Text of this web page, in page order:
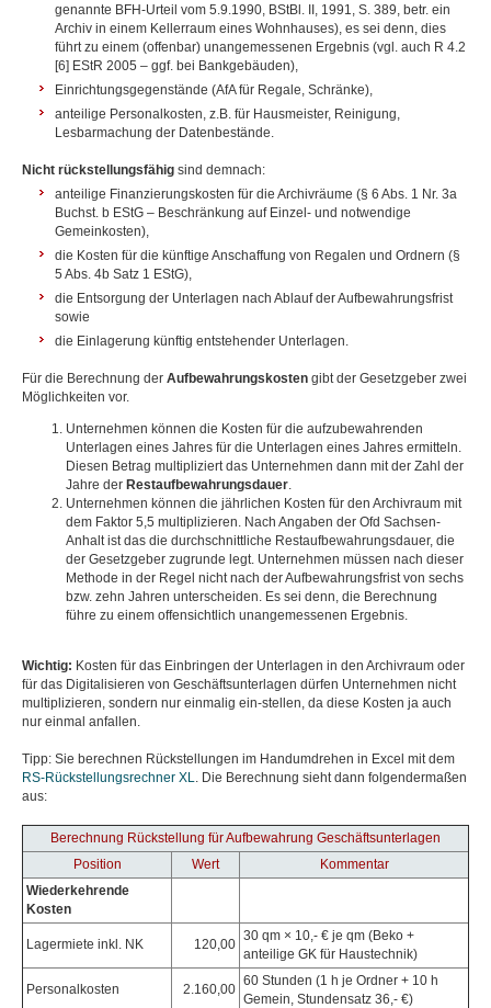
genannte BFH-Urteil vom 5.9.1990, BStBl. II, 1991, S. 389, betr. ein
Archiv in einem Kellerraum eines Wohnhauses), es sei denn, dies
führt zu einem (offenbar) unangemessenen Ergebnis (vgl. auch R 4.2
[6] EStR 2005 – ggf. bei Bankgebäuden),
Einrichtungsgegenstände (AfA für Regale, Schränke),
anteilige Personalkosten, z.B. für Hausmeister, Reinigung,
Lesbarmachung der Datenbestände.
Nicht rückstellungsfähig sind demnach:
anteilige Finanzierungskosten für die Archivräume (§ 6 Abs. 1 Nr. 3a
Buchst. b EStG – Beschränkung auf Einzel- und notwendige
Gemeinkosten),
die Kosten für die künftige Anschaffung von Regalen und Ordnern (§
5 Abs. 4b Satz 1 EStG),
die Entsorgung der Unterlagen nach Ablauf der Aufbewahrungsfrist
sowie
die Einlagerung künftig entstehender Unterlagen.
Für die Berechnung der Aufbewahrungskosten gibt der Gesetzgeber zwei
Möglichkeiten vor.
Unternehmen können die Kosten für die aufzubewahrenden
Unterlagen eines Jahres für die Unterlagen eines Jahres ermitteln.
Diesen Betrag multipliziert das Unternehmen dann mit der Zahl der
Jahre der Restaufbewahrungsdauer.
Unternehmen können die jährlichen Kosten für den Archivraum mit
dem Faktor 5,5 multiplizieren. Nach Angaben der Ofd Sachsen-
Anhalt ist das die durchschnittliche Restaufbewahrungsdauer, die
der Gesetzgeber zugrunde legt. Unternehmen müssen nach dieser
Methode in der Regel nicht nach der Aufbewahrungsfrist von sechs
bzw. zehn Jahren unterscheiden. Es sei denn, die Berechnung
führe zu einem offensichtlich unangemessenen Ergebnis.
Wichtig: Kosten für das Einbringen der Unterlagen in den Archivraum oder
für das Digitalisieren von Geschäftsunterlagen dürfen Unternehmen nicht
multiplizieren, sondern nur einmalig ein-stellen, da diese Kosten ja auch
nur einmal anfallen.
Tipp: Sie berechnen Rückstellungen im Handumdrehen in Excel mit dem
RS-Rückstellungsrechner XL. Die Berechnung sieht dann folgendermaßen
aus:
Berechnung Rückstellung für Aufbewahrung Geschäftsunterlagen
Position
Wert
Kommentar
Wiederkehrende
Kosten
Lagermiete inkl. NK 120,00
30 qm × 10,- € je qm (Beko +
anteilige GK für Haustechnik)
Personalkosten 2.160,00
60 Stunden (1 h je Ordner + 10 h
Gemein, Stundensatz 36,- €)